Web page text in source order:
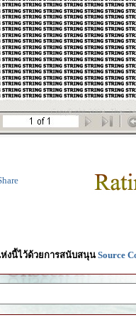
งนี้ไว้ด้วยการสนับสนุน Source